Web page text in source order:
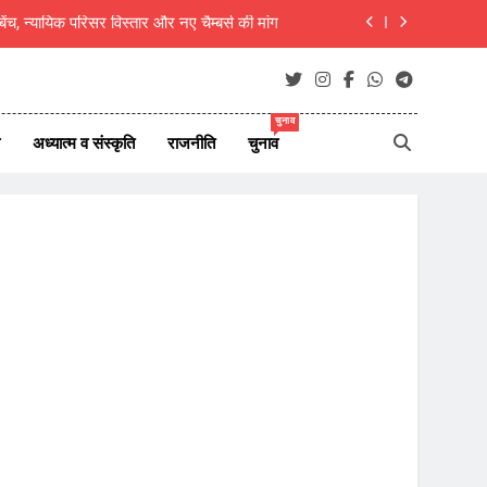
न्यायिक परिसर विस्तार और नए चैम्बर्स की मांग
10 दिन बाद गौमुख जल से करेंगे अभिषेक
, 8 अगस्त 2026 देश दुनिया के 45 ताजा समाचार
अध्यात्म व संस्कृति राजनीति चुनाव
चुनाव